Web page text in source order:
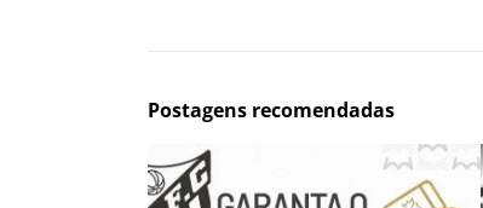
Postagens recomendadas